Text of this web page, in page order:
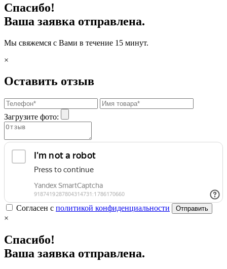
Спасибо!
Ваша заявка отправлена.
Мы свяжемся с Вами в течение 15 минут.
×
Оставить отзыв
Загрузите фото:
Согласен с политикой конфиденциальности Отправить
×
Спасибо!
Ваша заявка отправлена.